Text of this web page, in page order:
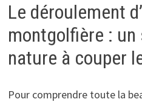
Le déroulement
montgolfière :
nature à couper
Pour comprendre toute la